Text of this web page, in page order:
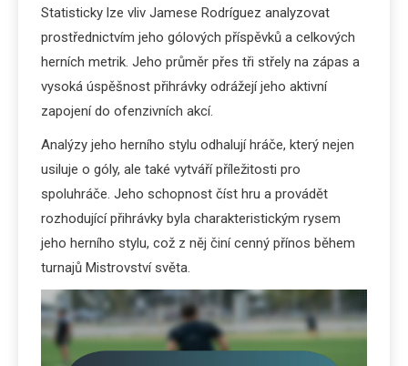
Statisticky lze vliv Jamese Rodríguez analyzovat
prostřednictvím jeho gólových příspěvků a celkových
herních metrik. Jeho průměr přes tři střely na zápas a
vysoká úspěšnost přihrávky odrážejí jeho aktivní
zapojení do ofenzivních akcí.
Analýzy jeho herního stylu odhalují hráče, který nejen
usiluje o góly, ale také vytváří příležitosti pro
spoluhráče. Jeho schopnost číst hru a provádět
rozhodující přihrávky byla charakteristickým rysem
jeho herního stylu, což z něj činí cenný přínos během
turnajů Mistrovství světa.